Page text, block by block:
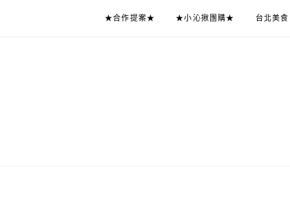
★合作提案★ ★小沁揪團購★ 台北美食